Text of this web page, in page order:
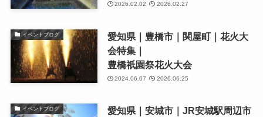
2026.02.02 2026.02.27
イベントブログ
愛知県｜豊橋市｜関屋町｜花火大
会特集｜
豊橋祇園祭花火大会
2024.06.07 2026.06.25
イベントブログ
愛知県｜安城市｜JR安城駅周辺市